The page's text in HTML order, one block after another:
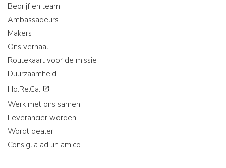
Bedrijf en team
Ambassadeurs
Makers
Ons verhaal
Routekaart voor de missie
Duurzaamheid
Ho.Re.Ca.
Werk met ons samen
Leverancier worden
Wordt dealer
Consiglia ad un amico